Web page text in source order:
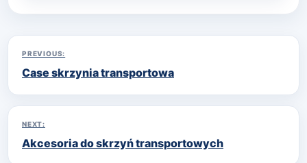
Nawigacja
wpisu
PREVIOUS:
Case skrzynia transportowa
NEXT:
Akcesoria do skrzyń transportowych